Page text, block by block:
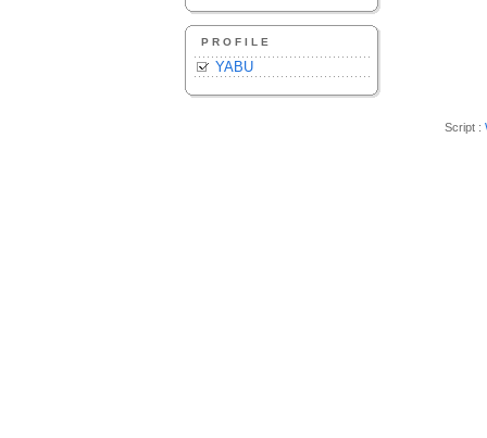
PROFILE
YABU
Script :